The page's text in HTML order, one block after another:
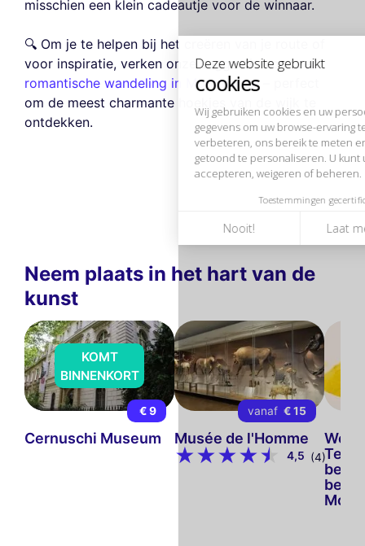
Wij gebruiken cookies en uw persoonlijke
verbeteren, ons bereik te meten en de advertenties die u worden
getoond te personaliseren. U kunt uw voorkeuren op elk moment
accepteren, weigeren of beheren.
Toestemmingen gecertificeerd door
Nooit! Laat me zien Dit is ok voor mik
misschien een klein cadeautje voor de winnaar.
🔍 Om je te helpen bij het creëren van je route of
voor inspiratie, verken onze suggestie voor een
romantische wandeling in Montmartre– perfect
om de meest charmante hoekjes van de wijk te
ontdekken.
Neem plaats in het hart van de
kunst
KOMT
BINNENKORT
€ 9
Cernuschi Museum
vanaf € 15
Musée de l'Homme
4,5 (4)
berg